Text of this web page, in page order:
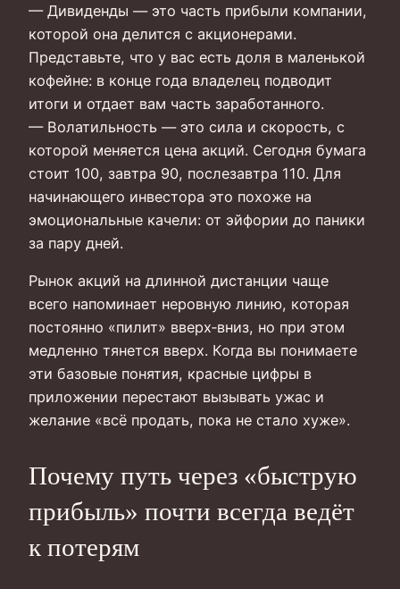
— Дивиденды — это часть прибыли компании,
которой она делится с акционерами.
Представьте, что у вас есть доля в маленькой
кофейне: в конце года владелец подводит
итоги и отдает вам часть заработанного.
— Волатильность — это сила и скорость, с
которой меняется цена акций. Сегодня бумага
стоит 100, завтра 90, послезавтра 110. Для
начинающего инвестора это похоже на
эмоциональные качели: от эйфории до паники
за пару дней.
Рынок акций на длинной дистанции чаще
всего напоминает неровную линию, которая
постоянно «пилит» вверх‑вниз, но при этом
медленно тянется вверх. Когда вы понимаете
эти базовые понятия, красные цифры в
приложении перестают вызывать ужас и
желание «всё продать, пока не стало хуже».
Почему путь через «быструю
прибыль» почти всегда ведёт
к потерям